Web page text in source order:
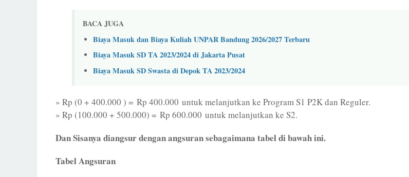
BACA JUGA
Biaya Masuk dan Biaya Kuliah UNPAR Bandung 2026/2027 Terbaru
Biaya Masuk SD TA 2023/2024 di Jakarta Pusat
Biaya Masuk SD Swasta di Depok TA 2023/2024
» Rp (0 + 400.000 ) = Rp 400.000 untuk melanjutkan ke Program S1 P2K dan Reguler.
» Rp (100.000 + 500.000) = Rp 600.000 untuk melanjutkan ke S2.
Dan Sisanya diangsur dengan angsuran sebagaimana tabel di bawah ini.
Tabel Angsuran